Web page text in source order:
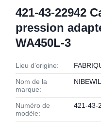
421-43-22942
pression
WA450L-3
Lieu d'origine:
Nom de la
marque:
Numéro de
modèle:
421-43-